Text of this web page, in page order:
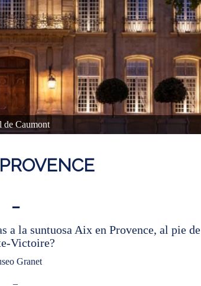
de Caumont
_
a la suntuosa Aix en Provence, al pie de
Victoire?
Granet